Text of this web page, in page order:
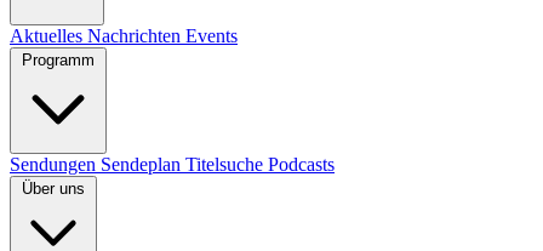
Aktuelles Nachrichten Events
Programm
Sendungen Sendeplan Titelsuche Podcasts
Über uns